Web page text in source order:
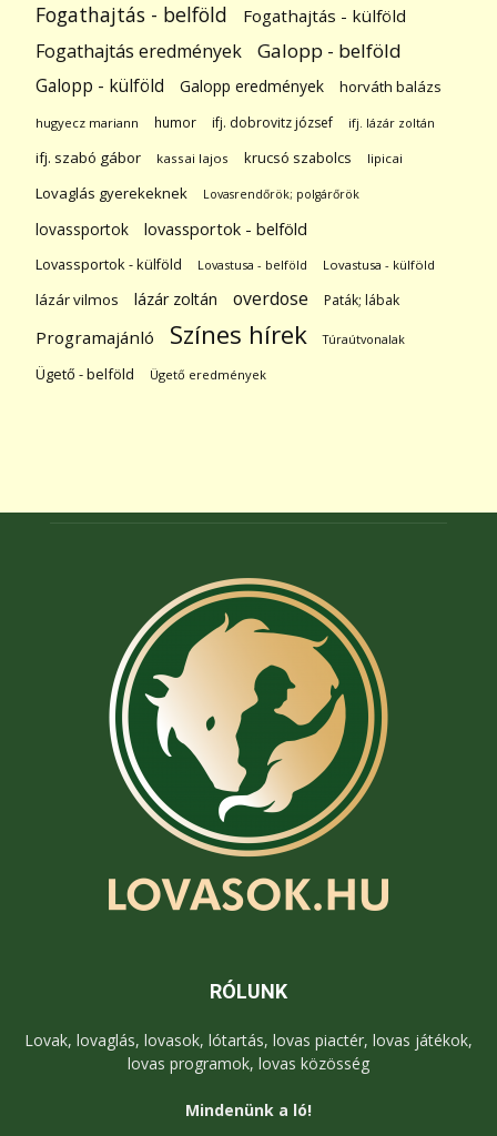
Fogathajtás - belföld Fogathajtás - külföld
Fogathajtás eredmények Galopp - belföld
Galopp - külföld Galopp eredmények horváth balázs
hugyecz mariann humor ifj. dobrovitz józsef ifj. lázár zoltán
ifj. szabó gábor kassai lajos krucsó szabolcs lipicai
Lovaglás gyerekeknek Lovasrendőrök; polgárőrök
lovassportok lovassportok - belföld
Lovassportok - külföld Lovastusa - belföld Lovastusa - külföld
lázár vilmos lázár zoltán overdose Paták; lábak
Programajánló Színes hírek Túraútvonalak
Ügető - belföld Ügető eredmények
RÓLUNK
Lovak, lovaglás, lovasok, lótartás, lovas piactér, lovas játékok,
lovas programok, lovas közösség
Mindenünk a ló!